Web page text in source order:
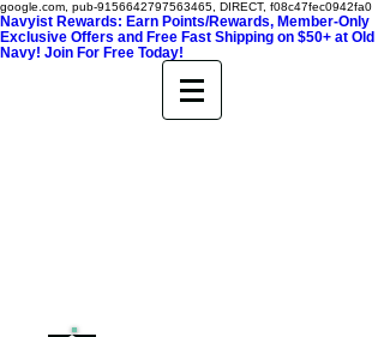
google.com, pub-9156642797563465, DIRECT, f08c47fec0942fa0
Navyist Rewards: Earn Points/Rewards, Member-Only
Exclusive Offers and Free Fast Shipping on $50+ at Old
Navy! Join For Free Today!